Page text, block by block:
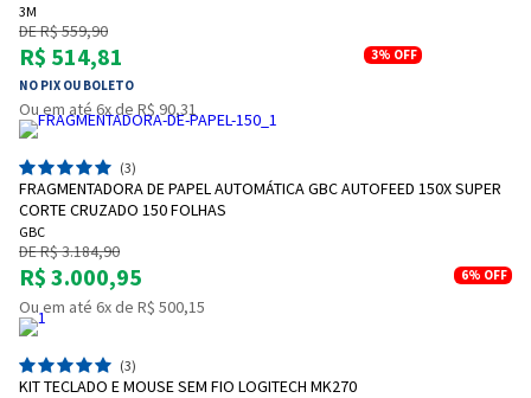
3M
DE R$ 559,90
R$ 514,81
NO PIX OU BOLETO
3% OFF
Ou em até 6x de R$ 90,31
(3)
FRAGMENTADORA DE PAPEL AUTOMÁTICA GBC AUTOFEED 150X SUPER
CORTE CRUZADO 150 FOLHAS
GBC
DE R$ 3.184,90
R$ 3.000,95 6% OFF
Ou em até 6x de R$ 500,15
(3)
KIT TECLADO E MOUSE SEM FIO LOGITECH MK270